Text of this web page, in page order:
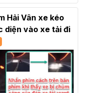
Hải Vân xe kéo
diện vào xe tải đi